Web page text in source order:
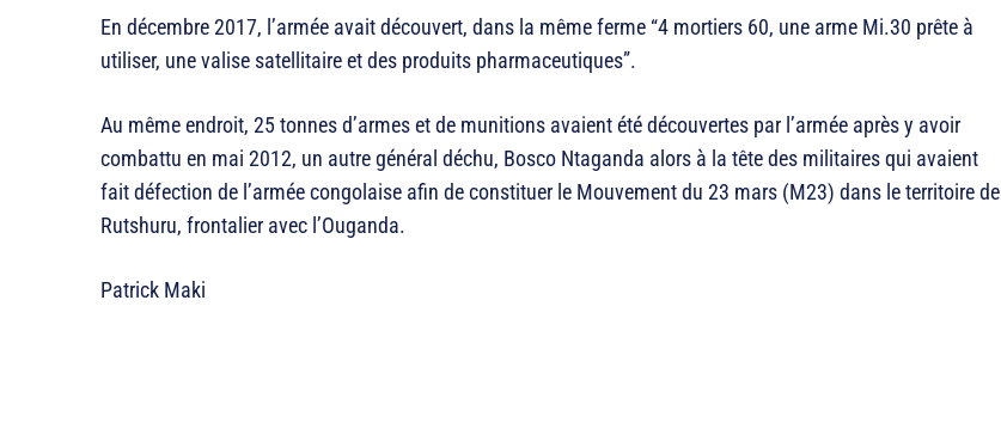
En décembre 2017, l’armée avait découvert, dans la même ferme “4 mortiers 60, une arme Mi.30 prête à
utiliser, une valise satellitaire et des produits pharmaceutiques”.
Au même endroit, 25 tonnes d’armes et de munitions avaient été découvertes par l’armée après y avoir
combattu en mai 2012, un autre général déchu, Bosco Ntaganda alors à la tête des militaires qui avaient
fait défection de l’armée congolaise afin de constituer le Mouvement du 23 mars (M23) dans le territoire de
Rutshuru, frontalier avec l’Ouganda.
Patrick Maki